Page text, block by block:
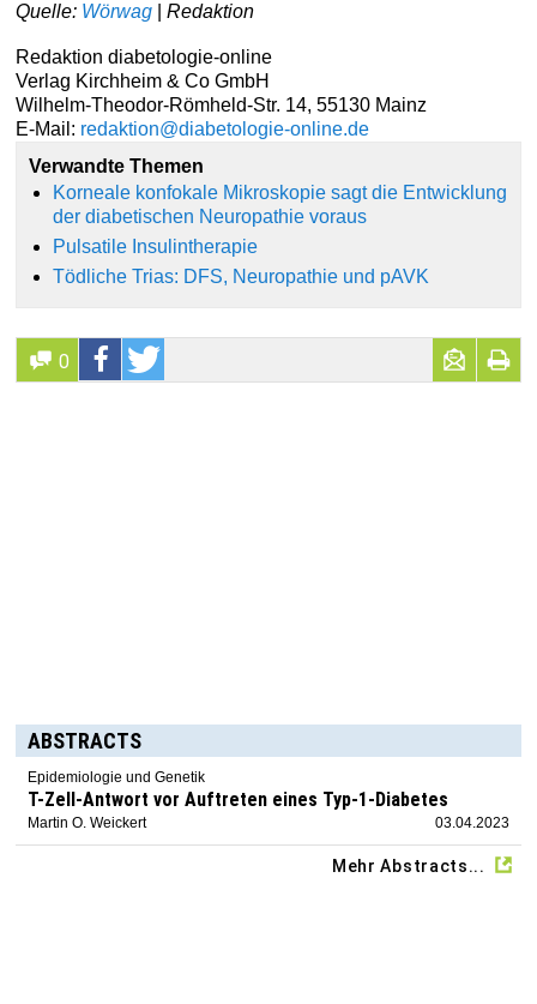
Quelle: Wörwag |Redaktion
Redaktion diabetologie-online
Verlag Kirchheim & Co GmbH
Wilhelm-Theodor-Römheld-Str. 14, 55130 Mainz
E-Mail: redaktion@diabetologie-online.de
Verwandte Themen
Korneale konfokale Mikroskopie sagt die Entwicklung
der diabetischen Neuropathie voraus
Pulsatile Insulintherapie
Tödliche Trias: DFS, Neuropathie und pAVK
0
ABSTRACTS
Epidemiologie und Genetik
T-Zell-Antwort vor Auftreten eines Typ-1-Diabetes
Martin O. Weickert 03.04.2023
Mehr Abstracts...